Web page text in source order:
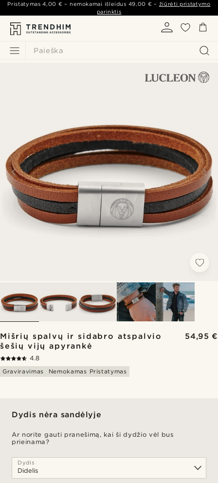
Paieška
Pristatymas4,00 € – nemokamai išleidus 49,00 € – žiūrėti pristatymo
parinktis
Mišrių spalvų ir sidabro atspalvio
šešių vijų apyrankė
54,95 €
4.8
Graviravimas
Nemokamas Pristatymas
Dydis nėra sandėlyje
Ar norite gauti pranešimą, kai ši dydžio vėl bus
prieinama?
Dydis